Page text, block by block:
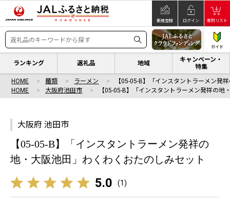
新規登録 ログイン 寄附リスト
ガイド
ランキング 返礼品 地域
キャンペーン・
特集
HOME 麺類 ラーメン
【05-05-B】「インスタントラーメン発
HOME
大阪府池田市 【05-05-B】「インスタントラーメン発祥の地
大阪府 池田市
【05-05-B】「インスタントラーメン発祥の
地・大阪池田」わくわくおたのしみセット
5.0 (1)